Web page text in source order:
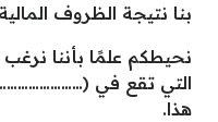
بنا نتيجة الظروف المالية
نحيطكم علمًا بأننا
التي تقع في
هذا.